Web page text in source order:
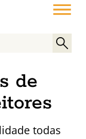
de
todas